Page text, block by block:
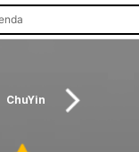
ChuYin